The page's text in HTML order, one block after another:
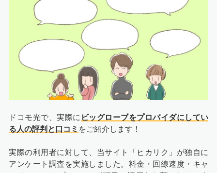
ドコモ光で、実際に ビッグローブをプロバイダにしてい
る人の評判と口コミ をご紹介します！
実際の利用者に対して、当サイト「ヒカリク」が独自に
アンケート調査を実施しました。料金・回線速度・キャ